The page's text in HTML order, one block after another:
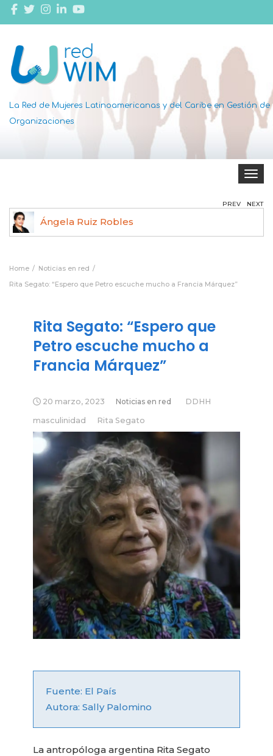
La Red de Mujeres Latinoamericanas y del Caribe en Gestión de
Organizaciones
Toggle
Ángela Ruiz Robles
PREV NEXT
Home
Noticias en red
Rita Segato: “Espero que Petro escuche mucho a Francia Márquez”
Rita Segato: “Espero que
Petro escuche mucho a
Francia Márquez”
20 marzo, 2023 Noticias en red DDHH
masculinidad Rita Segato
Fuente: El País
Autora: Sally Palomino
La antropóloga argentina Rita Segato